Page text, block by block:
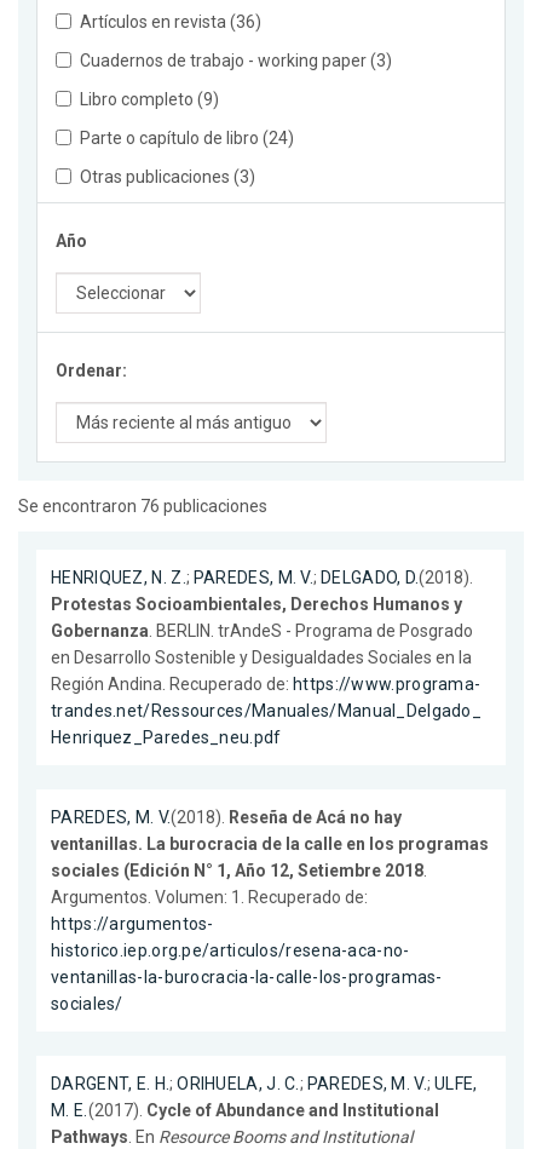
Artículos en revista (36)
Cuadernos de trabajo - working paper (3)
Libro completo (9)
Parte o capítulo de libro (24)
Otras publicaciones (3)
Año
Ordenar:
Se encontraron 76 publicaciones
HENRIQUEZ, N. Z.; PAREDES, M. V.; DELGADO, D.(2018).
Protestas Socioambientales, Derechos Humanos y
Gobernanza. BERLIN. trAndeS - Programa de Posgrado
en Desarrollo Sostenible y Desigualdades Sociales en la
Región Andina. Recuperado de: https://www.programa-
trandes.net/Ressources/Manuales/Manual_Delgado_
Henriquez_Paredes_neu.pdf
PAREDES, M. V.(2018). Reseña de Acá no hay
ventanillas. La burocracia de la calle en los programas
sociales (Edición N° 1, Año 12, Setiembre 2018.
Argumentos. Volumen: 1. Recuperado de:
https://argumentos-
historico.iep.org.pe/articulos/resena-aca-no-
ventanillas-la-burocracia-la-calle-los-programas-
sociales/
DARGENT, E. H.;ORIHUELA, J. C.; PAREDES, M. V.; ULFE,
M. E.(2017). Cycle of Abundance and Institutional
Pathways. En Resource Booms and Institutional